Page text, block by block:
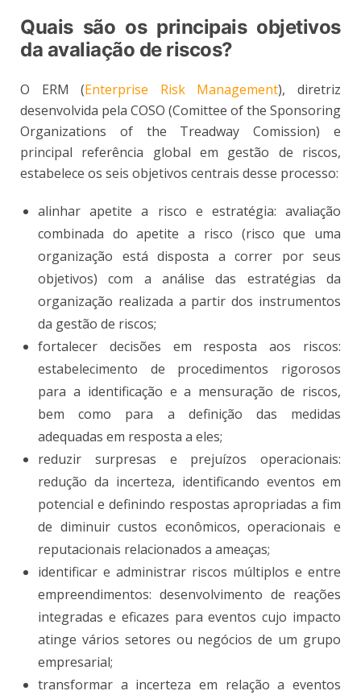
Quais são os principais objetivos
da avaliação de riscos?
O ERM (Enterprise Risk Management), diretriz
desenvolvida pela COSO (Comittee of the Sponsoring
Organizations of the Treadway Comission) e
principal referência global em gestão de riscos,
estabelece os seis objetivos centrais desse processo:
alinhar apetite a risco e estratégia: avaliação
combinada do apetite a risco (risco que uma
organização está disposta a correr por seus
objetivos) com a análise das estratégias da
organização realizada a partir dos instrumentos
da gestão de riscos;
fortalecer decisões em resposta aos riscos:
estabelecimento de procedimentos rigorosos
para a identificação e a mensuração de riscos,
bem como para a definição das medidas
adequadas em resposta a eles;
reduzir surpresas e prejuízos operacionais:
redução da incerteza, identificando eventos em
potencial e definindo respostas apropriadas a fim
de diminuir custos econômicos, operacionais e
reputacionais relacionados a ameaças;
identificar e administrar riscos múltiplos e entre
empreendimentos: desenvolvimento de reações
integradas e eficazes para eventos cujo impacto
atinge vários setores ou negócios de um grupo
empresarial;
transformar a incerteza em relação a eventos